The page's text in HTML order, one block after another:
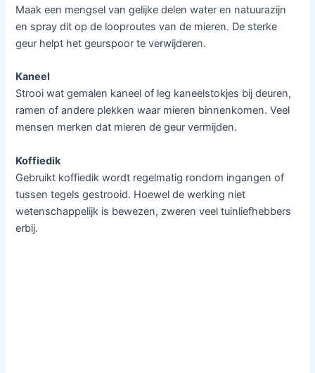
Maak een mengsel van gelijke delen water en natuurazijn
en spray dit op de looproutes van de mieren. De sterke
geur helpt het geurspoor te verwijderen.
Kaneel
Strooi wat gemalen kaneel of leg kaneelstokjes bij deuren,
ramen of andere plekken waar mieren binnenkomen. Veel
mensen merken dat mieren de geur vermijden.
Koffiedik
Gebruikt koffiedik wordt regelmatig rondom ingangen of
tussen tegels gestrooid. Hoewel de werking niet
wetenschappelijk is bewezen, zweren veel tuinliefhebbers
erbij.